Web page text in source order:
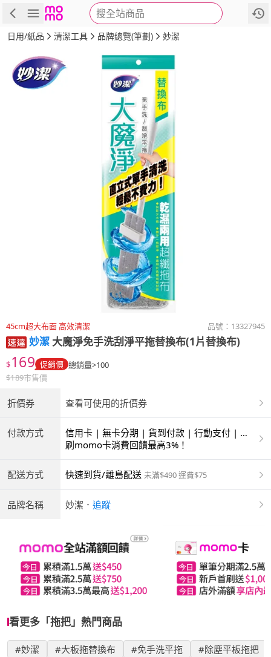
搜全站商品
商品 評價 詳情
日用/紙品 清潔工具 品牌總覽(筆劃) 妙潔
45cm超大布面 高效清潔 品號： 13327945
妙潔 大魔淨免手洗刮淨平拖替換布(1片替換布)
$169 促銷價 總銷量>100
$189市售價
折價券 查看可使用的折價券
付款方式
信用卡 | 無卡分期 | 貨到付款 | 行動支付 | 超
商付款 | ATM | 銀聯卡
刷momo卡消費回饋最高3%！
配送方式 快速到貨/離島配送 未滿$490 運費$75
品牌名稱 妙潔 ． 追蹤
看更多「拖把」熱門商品
#妙潔 #大板拖替換布 #免手洗平拖 #除塵平板拖把